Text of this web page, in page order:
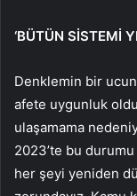
‘BÜTÜN SİSTEMİ
Denklemin bir
afete uygunluk
ulaşamama
2023’te bu
her şeyi yeniden